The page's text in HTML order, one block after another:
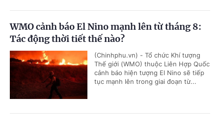
WMO cảnh báo El Nino mạnh lên từ tháng 8:
Tác động thời tiết thế nào?
(Chinhphu.vn) - Tổ chức Khí tượng
Thế giới (WMO) thuộc Liên Hợp Quốc
cảnh báo hiện tượng El Nino sẽ tiếp
tục mạnh lên trong giai đoạn từ...